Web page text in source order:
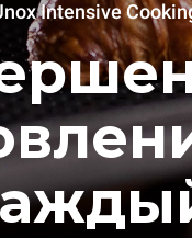
Intensive